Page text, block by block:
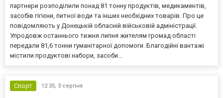
партнери розподілили понад 81 тонну продуктів, медикаментів,
засобів гігієни, питної води та інших необхідних товарів. Про це
повідомляють у Донецькій обласній військовій адміністрації.
Упродовж останнього тижня липня жителям громад області
передали 81,6 тонни гуманітарної допомоги. Благодійні вантажі
містили продуктові набори, засоби...
Спорт 12:35, 3 серпня